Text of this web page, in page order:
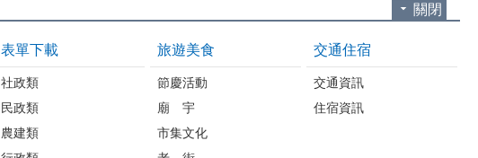
關閉
表單下載
社政類
民政類
農建類
旅遊美食
節慶活動
廟 宇
市集文化
交通住宿
交通資訊
住宿資訊